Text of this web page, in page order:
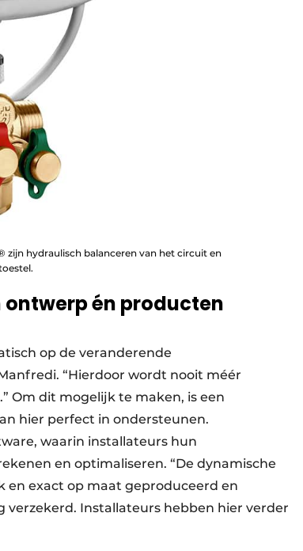
zijn hydraulisch balanceren van het circuit en
én producten
op de veranderende
“Hierdoor wordt nooit méér
Om dit mogelijk te maken, is een
hier perfect in ondersteunen.
waarin installateurs hun
en optimaliseren. “De dynamische
en exact op maat geproduceerd en
Installateurs hebben hier verder